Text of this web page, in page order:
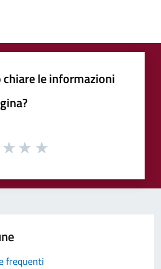
chiare le informazioni
frequenti